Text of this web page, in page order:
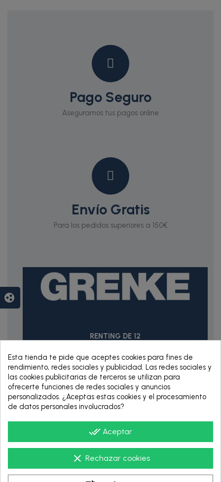
Pago Seguro
Aseguramos tus pagos online
Envío Gratis
Para los pedidos superiores a 150€
RENTING DE 12
Esta tienda te pide que aceptes cookies para fines de
rendimiento, redes sociales y publicidad. Las redes sociales y
las cookies publicitarias de terceros se utilizan para
ofrecerte funciones de redes sociales y anuncios
personalizados. ¿Aceptas estas cookies y el procesamiento
de datos personales involucrados?
done_all Aceptar
clear Rechazar cookies
group_work